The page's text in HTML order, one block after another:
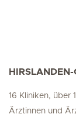
HIRSLANDEN-
16 Kliniken,
Ärztinnen und